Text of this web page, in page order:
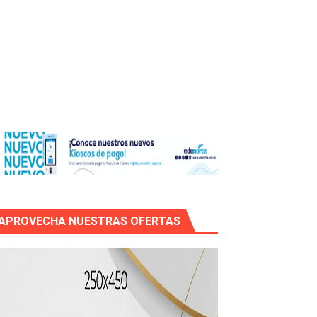
entre EEUU e Irán, tras la cancelación de un ataque.
NUESTRAS OFERTAS